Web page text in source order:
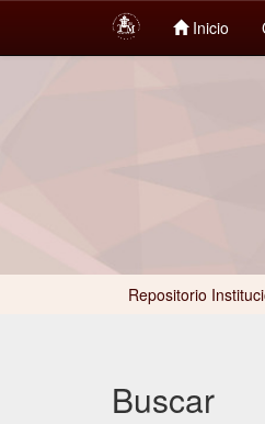
Inicio
Repositorio
Buscar